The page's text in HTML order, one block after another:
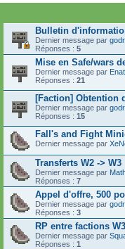
Bulletin
Dernier message par
Réponses : 5
Mise en Safe/wars
Dernier message par
Réponses : 21
[Faction] Obtention
Dernier message par
Réponses : 15
Fall's and Fight
Dernier message par
Transferts W2 -> W3
Dernier message par
Réponses : 7
Appel d'offre, 500
Dernier message par
Réponses : 3
RP entre factions W3
Dernier message par
Réponses : 1